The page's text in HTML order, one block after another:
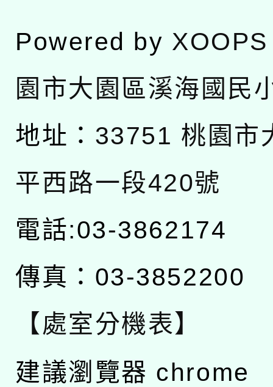
Powered by XOOPS
園市大園區溪海國民
地址： 33751 桃園市
平西路一段420號
電話:03-3862174
傳真：03-3852200
【處室分機表】
建議瀏覽器 chrome